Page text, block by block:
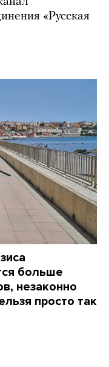
«Русская
больше
незаконно
просто так